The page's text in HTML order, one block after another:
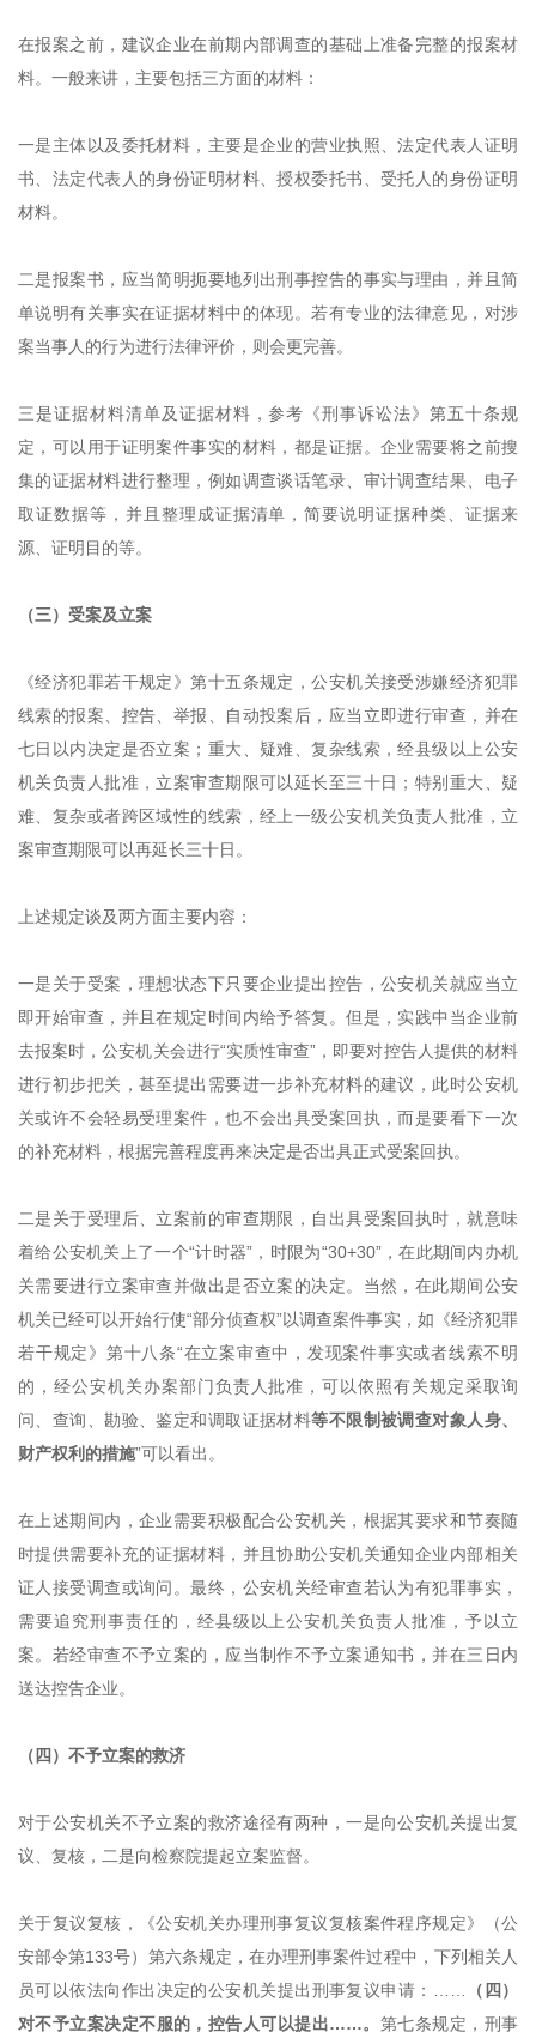
在报案之前，建议企业在前期内部调查的基础上准备完整的报案材
料。一般来讲，主要包括三方面的材料：
一是主体以及委托材料，主要是企业的营业执照、法定代表人证明
书、法定代表人的身份证明材料、授权委托书、受托人的身份证明
材料。
二是报案书，应当简明扼要地列出刑事控告的事实与理由，并且简
单说明有关事实在证据材料中的体现。若有专业的法律意见，对涉
案当事人的行为进行法律评价，则会更完善。
三是证据材料清单及证据材料，参考《刑事诉讼法》第五十条规
定，可以用于证明案件事实的材料，都是证据。企业需要将之前搜
集的证据材料进行整理，例如调查谈话笔录、审计调查结果、电子
取证数据等，并且整理成证据清单，简要说明证据种类、证据来
源、证明目的等。
（三）受案及立案
《经济犯罪若干规定》第十五条规定，公安机关接受涉嫌经济犯罪
线索的报案、控告、举报、自动投案后，应当立即进行审查，并在
七日以内决定是否立案；重大、疑难、复杂线索，经县级以上公安
机关负责人批准，立案审查期限可以延长至三十日；特别重大、疑
难、复杂或者跨区域性的线索，经上一级公安机关负责人批准，立
案审查期限可以再延长三十日。
上述规定谈及两方面主要内容：
一是关于受案，理想状态下只要企业提出控告，公安机关就应当立
即开始审查，并且在规定时间内给予答复。但是，实践中当企业前
去报案时，公安机关会进行“实质性审查”，即要对控告人提供的材料
进行初步把关，甚至提出需要进一步补充材料的建议，此时公安机
关或许不会轻易受理案件，也不会出具受案回执，而是要看下一次
的补充材料，根据完善程度再来决定是否出具正式受案回执。
二是关于受理后、立案前的审查期限，自出具受案回执时，就意味
着给公安机关上了一个“计时器”，时限为“30+30”，在此期间内办机
关需要进行立案审查并做出是否立案的决定。当然，在此期间公安
机关已经可以开始行使“部分侦查权”以调查案件事实， 如 《经济犯罪
若干规定》 第十八条“在立案审查中，发现案件事实或者线索不明
的，经公安机关办案部门负责人批准，可以依照有关规定采取询
问、查询、勘验、鉴定和调取证据材料等不限制被调查对象人身、
财产权利的措施”可以看出。
在上述期间内，企业需要积极配合公安机关，根据其要求和节奏随
时提供需要补充的证据材料，并且协助公安机关通知企业内部相关
证人接受调查或询问。最终，公安机关经审查若认为有犯罪事实，
需要追究刑事责任的，经县级以上公安机关负责人批准，予以立
案。若经审查不予立案的，应当制作不予立案通知书，并在三日内
送达控告企业。
（四）不予立案的救济
对于公安机关不予立案的救济途径有两种，一是向公安机关提出复
议、复核，二是向检察院提起立案监督。
关于复议复核，《公安机关办理刑事复议复核案件程序规定》（公
安部令第133号）第六条规定，在办理刑事案件过程中，下列相关人
员可以依法向作出决定的公安机关提出刑事复议申请：……
（四）
对不予立案决定不服的，控告人可以提出……。 第七条规定，刑事